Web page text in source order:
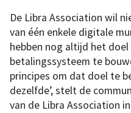
De Libra Association wil
van één enkele digitale
hebben nog altijd het
betalingssysteem te
principes om dat doel te
dezelfde’, stelt de
van de Libra Association